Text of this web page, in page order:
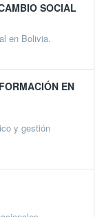
SOCIAL
en Bolivia.
EN
y gestión